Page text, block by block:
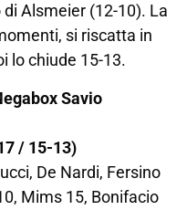
Alsmeier (12-10). La
si riscatta in
lo chiude 15-13.
Savio
/ 15-13)
De Nardi, Fersino
Mims 15, Bonifacio